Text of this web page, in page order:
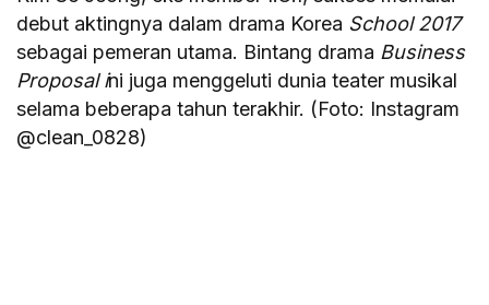
debut aktingnya dalam drama Korea School 2017
sebagai pemeran utama. Bintang drama Business
Proposal ini juga menggeluti dunia teater musikal
selama beberapa tahun terakhir. (Foto: Instagram
@clean_0828)